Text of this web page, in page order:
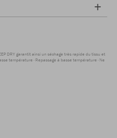
DRY garantit ainsi un séchage très rapide du tissu et
température Repassage à basse température Ne